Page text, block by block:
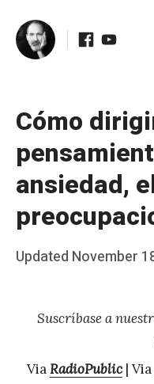
content
Facebook
Youtube
Cómo
ansiedad,
Posted
Updated November
b
Suscríbase a
ViaRadioPublic | Via